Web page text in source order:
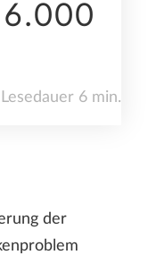
Lesedauer 6 min.
der